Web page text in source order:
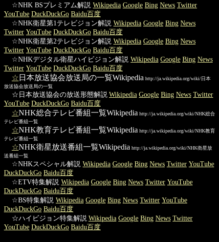
☆NHK BSプレミアム解説 Wikipedia Google Bing News Twitter
YouTube DuckDuckGo Baidu百度
☆NHK衛星第1テレビジョン解説 Wikipedia Google Bing News
Twitter YouTube DuckDuckGo Baidu百度
☆NHK衛星第2テレビジョン解説 Wikipedia Google Bing News
Twitter YouTube DuckDuckGo Baidu百度
☆NHKデジタル衛星ハイビジョン解説 Wikipedia Google Bing News
Twitter YouTube DuckDuckGo Baidu百度
☆ 日本放送協会放送局の一覧Wikipedia http://ja.wikipedia.org/wiki/日本
放送協会放送局の一覧
☆日本放送協会の放送形態解説 Wikipedia Google Bing News Twitter
YouTube DuckDuckGo Baidu百度
☆NHK総合テレビ番組一覧Wikipedia http://ja.wikipedia.org/wiki/NHK総合
テレビ番組一覧
☆NHK教育テレビ番組一覧Wikipedia http://ja.wikipedia.org/wiki/NHK教育
テレビ番組一覧
☆NHK衛星放送番組一覧Wikipedia http://ja.wikipedia.org/wiki/NHK衛星放
送番組一覧
☆NHKスペシャル解説 Wikipedia Google Bing News Twitter YouTube
DuckDuckGo Baidu百度
☆ETV特集解説 Wikipedia Google Bing News Twitter YouTube
DuckDuckGo Baidu百度
☆BS特集解説 Wikipedia Google Bing News Twitter YouTube
DuckDuckGo Baidu百度
☆ハイビジョン特集解説 Wikipedia Google Bing News Twitter
YouTube DuckDuckGo Baidu百度